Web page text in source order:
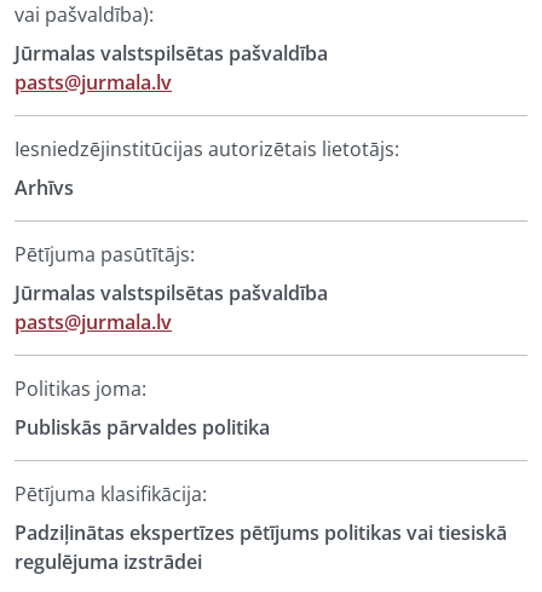
vai pašvaldība):
Jūrmalas valstspilsētas pašvaldība
pasts@jurmala.lv
Iesniedzējinstitūcijas autorizētais lietotājs:
Arhīvs
Pētījuma pasūtītājs:
Jūrmalas valstspilsētas pašvaldība
pasts@jurmala.lv
Politikas joma:
Publiskās pārvaldes politika
Pētījuma klasifikācija:
Padziļinātas ekspertīzes pētījums politikas vai tiesiskā
regulējuma izstrādei